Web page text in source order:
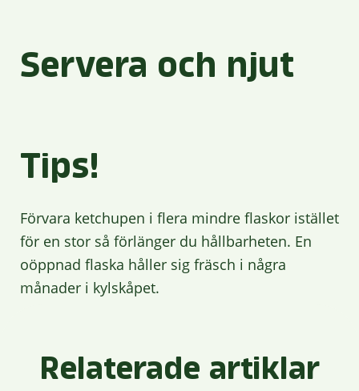
Servera och njut
Tips!
Förvara ketchupen i flera mindre flaskor istället
för en stor så förlänger du hållbarheten. En
oöppnad flaska håller sig fräsch i några
månader i kylskåpet.
Relaterade artiklar